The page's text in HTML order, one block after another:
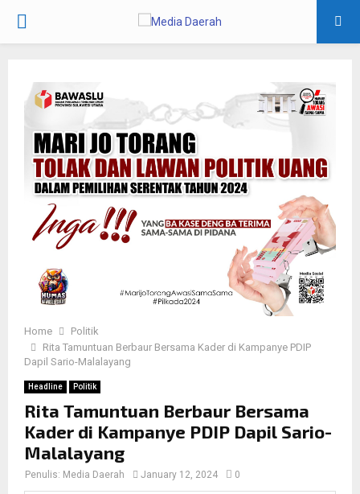
PRIMARY
Home
Politik
Rita Tamuntuan Berbaur Bersama Kader di Kampanye PDIP
Dapil Sario-Malalayang
Headline Politik
Rita Tamuntuan Berbaur Bersama
Kader di Kampanye PDIP Dapil Sario-
Malalayang
Penulis: Media Daerah January 12, 2024 0